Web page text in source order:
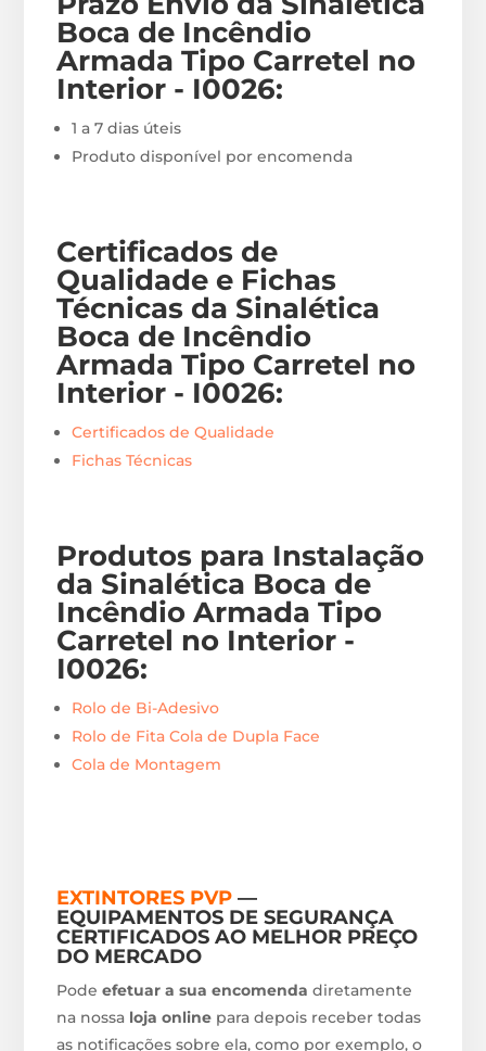
Boca de Incêndio
Armada Tipo Carretel no
Interior - I0026:
1 a 7 dias úteis
Produto disponível por encomenda
Certificados de
Qualidade e Fichas
Técnicas da Sinalética
Boca de Incêndio
Armada Tipo Carretel no
Interior - I0026:
Certificados de Qualidade
Fichas Técnicas
Produtos para Instalação
da Sinalética Boca de
Incêndio Armada Tipo
Carretel no Interior -
I0026:
Rolo de Bi-Adesivo
Rolo de Fita Cola de Dupla Face
Cola de Montagem
EXTINTORES PVP —
EQUIPAMENTOS DE SEGURANÇA
CERTIFICADOS AO MELHOR PREÇO
DO MERCADO
Podeefetuar a sua encomenda diretamente
na nossa loja online para depois receber todas
as notificações sobre ela, como por exemplo, o